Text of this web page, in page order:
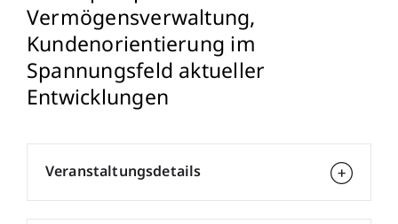
Vermögensverwaltung,
Kundenorientierung im
Spannungsfeld aktueller
Entwicklungen
Veranstaltungsdetails